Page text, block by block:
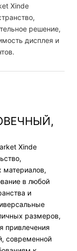
Xinde
решение,
дисплея и
Xinde
материалов,
в любой
и
размеров,
привлечения
современной